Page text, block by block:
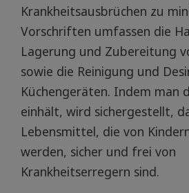
Krankheitsausbrüchen zu
Vorschriften umfassen die
Lagerung und Zubereitung
sowie die Reinigung und
Küchengeräten. Indem man
einhält, wird sichergestellt,
Lebensmittel, die von
werden, sicher und frei von
Krankheitserregern sind.